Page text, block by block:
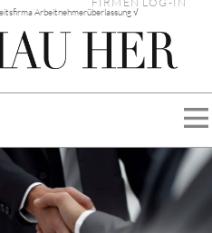
Arbeitnehmerüberlassung √